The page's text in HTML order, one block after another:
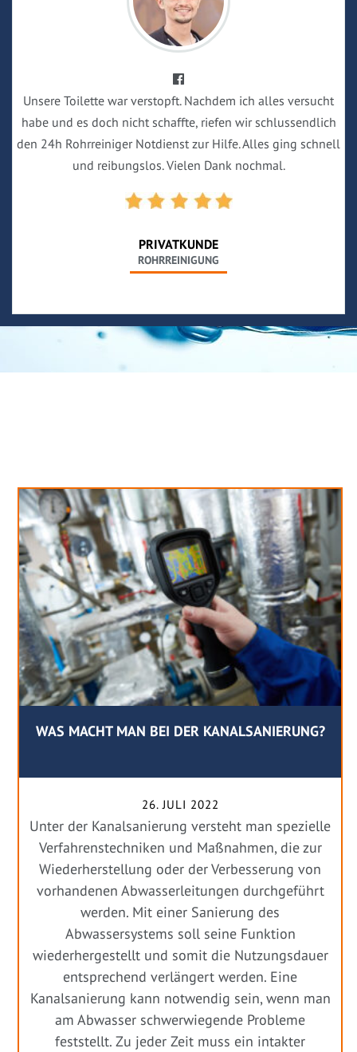
Unsere Toilette war verstopft. Nachdem ich alles versucht
habe und es doch nicht schaffte, riefen wir schlussendlich
den 24h Rohrreiniger Notdienst zur Hilfe. Alles ging schnell
und reibungslos. Vielen Dank nochmal.
PRIVATKUNDE
ROHRREINIGUNG
WAS MACHT MAN BEI DER KANALSANIERUNG?
26. JULI 2022
Unter der Kanalsanierung versteht man spezielle
Verfahrenstechniken und Maßnahmen, die zur
Wiederherstellung oder der Verbesserung von
vorhandenen Abwasserleitungen durchgeführt
werden. Mit einer Sanierung des
Abwassersystems soll seine Funktion
wiederhergestellt und somit die Nutzungsdauer
entsprechend verlängert werden. Eine
Kanalsanierung kann notwendig sein, wenn man
am Abwasser schwerwiegende Probleme
feststellt. Zu jeder Zeit muss ein intakter